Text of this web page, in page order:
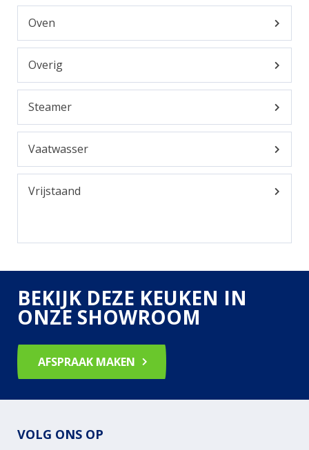
Oven
Overig
Steamer
Vaatwasser
Vrijstaand
BEKIJK DEZE KEUKEN IN
ONZE SHOWROOM
AFSPRAAK MAKEN
VOLG ONS OP